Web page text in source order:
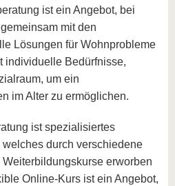
ist ein Angebot, bei
mit den
Lösungen für Wohnprobleme
individuelle Bedürfnisse,
um ein
im Alter zu ermöglichen.
ist spezialisiertes
durch verschiedene
erworben
Online-Kurs ist ein Angebot,